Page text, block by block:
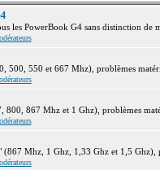
les PowerBook G4 sans distinction de
500, 550 et 667 Mhz), problèmes
867 Mhz et 1 Ghz), problèmes
Mhz, 1 Ghz, 1,33 Ghz et 1,5 Ghz),